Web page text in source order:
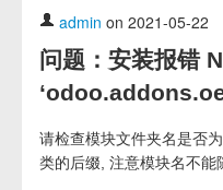
OE学院
分享
关于
编辑器
admin on 2021-05-22
问题：安装报错
请检查模块文件夹名是否
类的后缀, 注意模块名不能